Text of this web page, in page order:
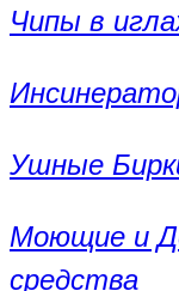
Чипы в
Ушные
Моющие и
средства